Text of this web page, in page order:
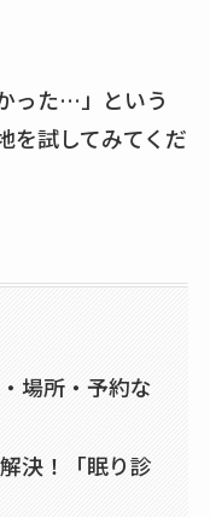
った…」という
を試してみてくだ
場所・予約な
決！「眠り診